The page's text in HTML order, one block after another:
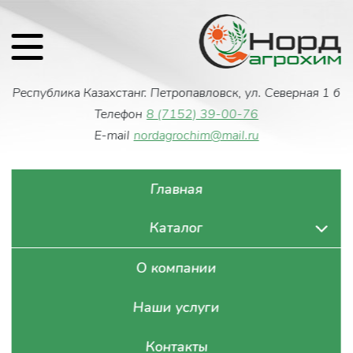
Республика Казахстанг. Петропавловск, ул. Северная 1 б
Телефон 8 (7152) 39-00-76
E-mail nordagrochim@mail.ru
Главная
Каталог
О компании
Наши услуги
Контакты